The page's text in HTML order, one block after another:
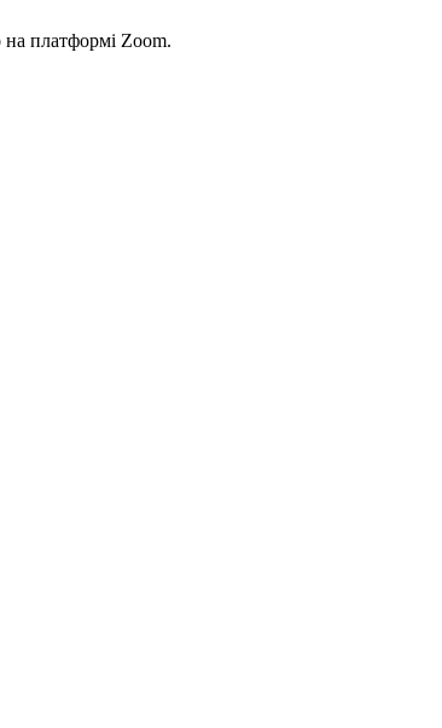
платформі Zoom.